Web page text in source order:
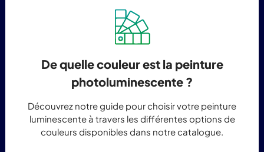
De quelle couleur est la peinture
photoluminescente ?
Découvrez notre guide pour choisir votre peinture
luminescente à travers les différentes options de
couleurs disponibles dans notre catalogue.